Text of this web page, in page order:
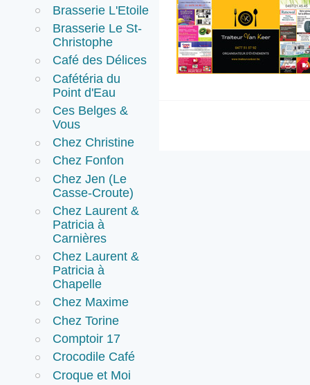
Brasserie L'Etoile
Brasserie Le St-
Christophe
Café des Délices
Cafétéria du
Point d'Eau
Ces Belges &
Vous
Chez Christine
Chez Fonfon
Chez Jen (Le
Casse-Croute)
Chez Laurent &
Patricia à
Carnières
Chez Laurent &
Patricia à
Chapelle
Chez Maxime
Chez Torine
Comptoir 17
Crocodile Café
Croque et Moi